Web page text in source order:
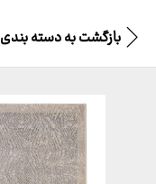
بازگشت بهدسته بندی